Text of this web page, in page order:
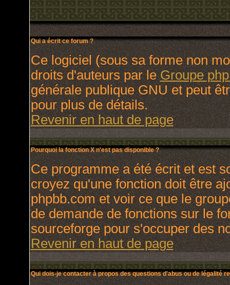
Qui a écrit ce forum ?
Ce logiciel (sous sa forme non
droits d'auteurs par leGroupe
générale publique GNU et peut
pour plus de détails.
Revenir en haut de page
Pourquoi la fonction X n'est pas disponible ?
Ce programme a été écrit et est
croyez qu'une fonction doit être
phpbb.com et voir ce que le
de demande de fonctions sur le
sourceforge pour s'occuper des
Revenir en haut de page
Qui dois-je contacter à propos des questions d'abus ou de légalité